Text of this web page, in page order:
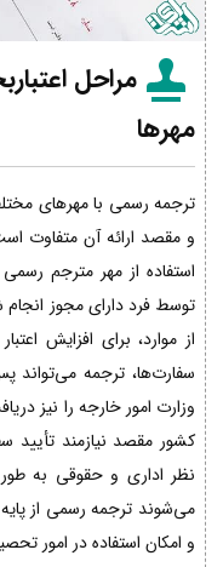
مراحل
مهرها
ترجمه رسمی با مهرهای
و مقصد ارائه آن متفاوت
استفاده از مهر مترجم
توسط فرد دارای مجوز
از موارد، برای افزایش
سفارت‌ها، ترجمه می‌تواند
وزارت امور خارجه را نیز
کشور مقصد نیازمند تأیید
نظر اداری و حقوقی به طور
می‌شوند ترجمه رسمی از پایه
و امکان استفاده در امور